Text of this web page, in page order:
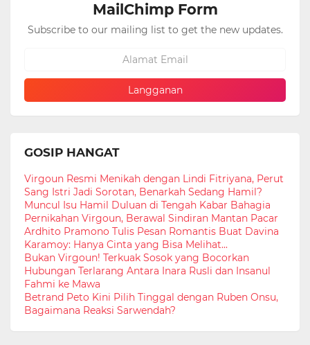
MailChimp Form
Subscribe to our mailing list to get the new updates.
GOSIP HANGAT
Virgoun Resmi Menikah dengan Lindi Fitriyana, Perut
Sang Istri Jadi Sorotan, Benarkah Sedang Hamil?
Muncul Isu Hamil Duluan di Tengah Kabar Bahagia
Pernikahan Virgoun, Berawal Sindiran Mantan Pacar
Ardhito Pramono Tulis Pesan Romantis Buat Davina
Karamoy: Hanya Cinta yang Bisa Melihat...
Bukan Virgoun! Terkuak Sosok yang Bocorkan
Hubungan Terlarang Antara Inara Rusli dan Insanul
Fahmi ke Mawa
Betrand Peto Kini Pilih Tinggal dengan Ruben Onsu,
Bagaimana Reaksi Sarwendah?